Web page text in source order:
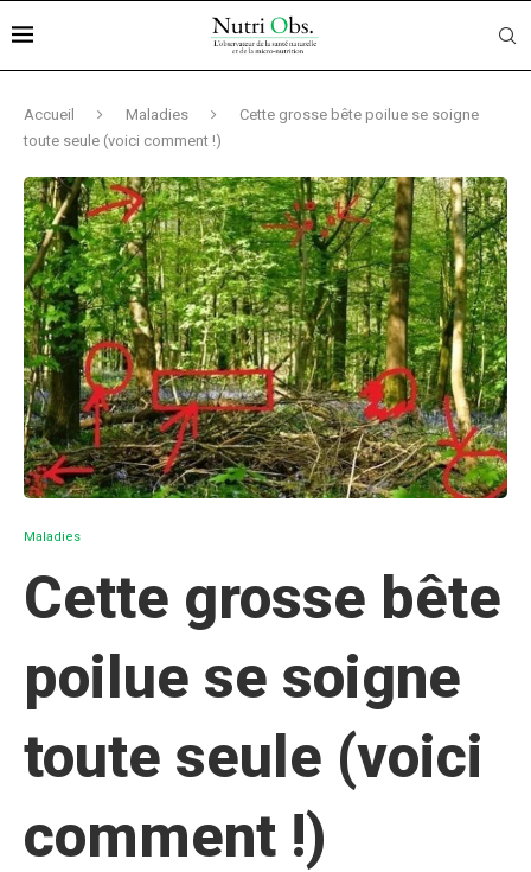
Accueil Maladies
Cette grosse bête poilue se soigne
toute seule (voici comment !)
Maladies
Cette grosse bête
poilue se soigne
toute seule (voici
comment !)